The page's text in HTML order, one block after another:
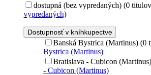
dostupná (bez vypredaných) (0
vypredaných)
Dostupnosť v kníhkupectve
Banská Bystrica (Martinus) (0
Bystrica (Martinus)
Bratislava - Cubicon
- Cubicon (Martinus)